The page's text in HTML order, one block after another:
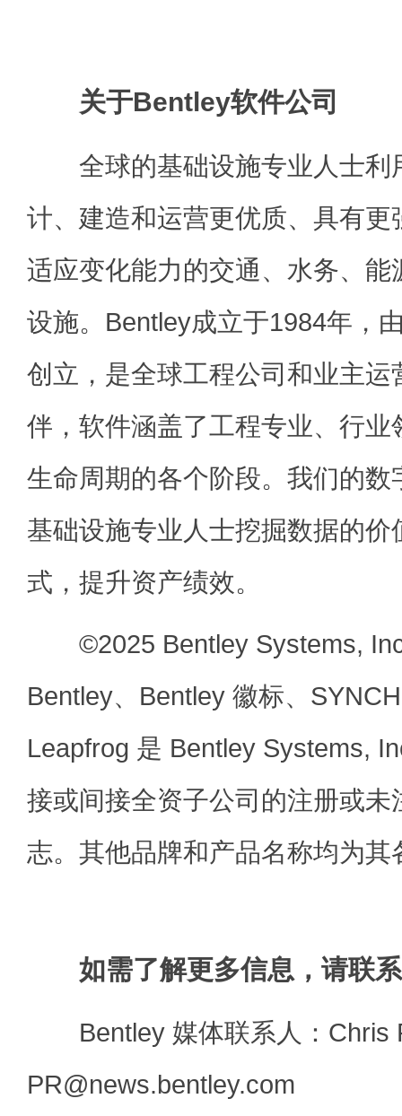
关于Bentley软件公司
全球的基础设施专业人士利
计、建造和运营更优质、具有更
适应变化能力的交通、水务、能
设施。Bentley成立于1984年，
创立，是全球工程公司和业主运
伴，软件涵盖了工程专业、行业
生命周期的各个阶段。我们的数
基础设施专业人士挖掘数据的
式，提升资产绩效。
©2025 Bentley Systems,
Bentley、Bentley 徽标、
Leapfrog 是 Bentley Systems,
接或间接全资子公司的注册或未
志。其他品牌和产品名称均为
如需了解更多信息，请联
Bentley 媒体联系人：Chris
PR@news.bentley.com